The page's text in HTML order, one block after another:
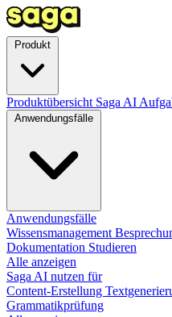
Produktübersicht Saga AI
Anwendungsfälle
Wissensmanagement
Dokumentation Studieren
Alle anzeigen
Saga AI nutzen für
Content-Erstellung
Grammatikprüfung